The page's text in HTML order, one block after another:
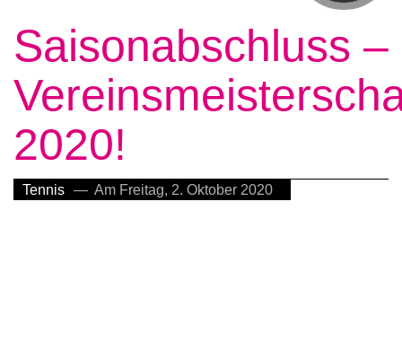
Saisonabschluss –
2020!
Tennis — Am Freitag, 2. Oktober 2020